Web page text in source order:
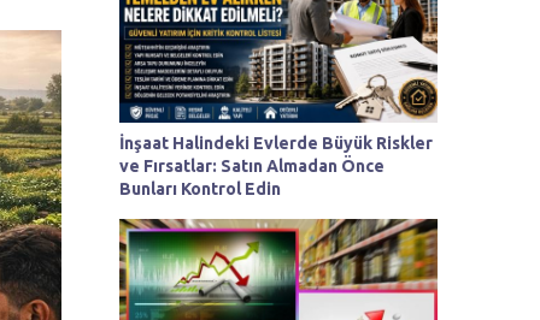
İnşaat Halindeki Evlerde Büyük Riskler
ve Fırsatlar: Satın Almadan Önce
Bunları Kontrol Edin